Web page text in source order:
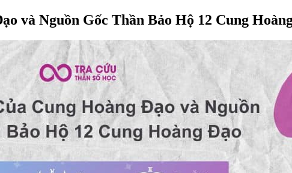
và Nguồn Gốc Thần Bảo Hộ 12 Cung